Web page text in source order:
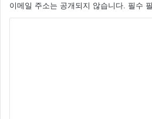
이메일 주소는 공개되지 않습니다. 필수